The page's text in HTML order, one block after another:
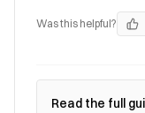
Was this helpful?
Read the full